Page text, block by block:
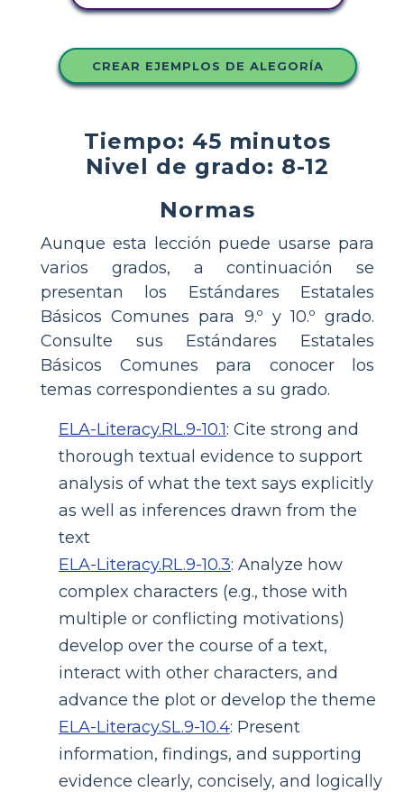
CREAR EJEMPLOS DE ALEGORÍA
Tiempo: 45 minutos
Nivel de grado: 8-12
Normas
Aunque esta lección puede usarse para
varios grados, a continuación se
presentan los Estándares Estatales
Básicos Comunes para 9.º y 10.º grado.
Consulte sus Estándares Estatales
Básicos Comunes para conocer los
temas correspondientes a su grado.
ELA-Literacy.RL.9-10.1: Cite strong and
thorough textual evidence to support
analysis of what the text says explicitly
as well as inferences drawn from the
text
ELA-Literacy.RL.9-10.3: Analyze how
complex characters (e.g., those with
multiple or conflicting motivations)
develop over the course of a text,
interact with other characters, and
advance the plot or develop the theme
ELA-Literacy.SL.9-10.4: Present
information, findings, and supporting
evidence clearly, concisely, and logically